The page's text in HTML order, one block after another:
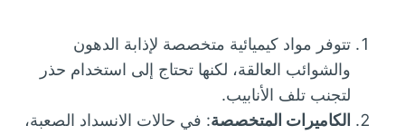
تتوفر مواد كيميائية متخصصة لإذابة الدهون
والشوائب العالقة، لكنها تحتاج إلى استخدام حذر
لتجنب تلف الأنابيب.
الكاميرات المتخصصة: في حالات الانسداد الصعبة،